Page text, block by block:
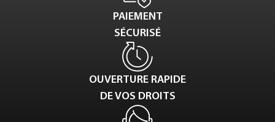
PAIEMENT
SÉCURISÉ
OUVERTURE RAPIDE
DE VOS DROITS